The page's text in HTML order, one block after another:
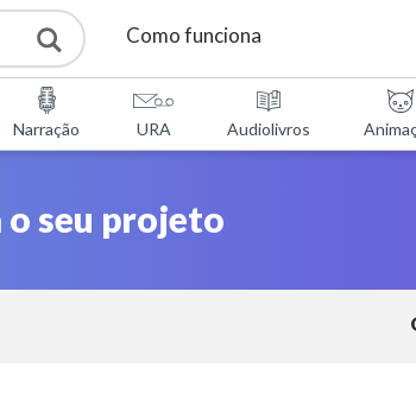
Como funciona
Serviços
Narração URA Audiolivros
seu projeto